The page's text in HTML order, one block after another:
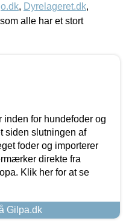
, Dyrelageret.dk,
alle har et stort
inden for hundefoder og
siden slutningen af
foder og importerer
direkte fra
Klik her for at se
Gilpa.dk